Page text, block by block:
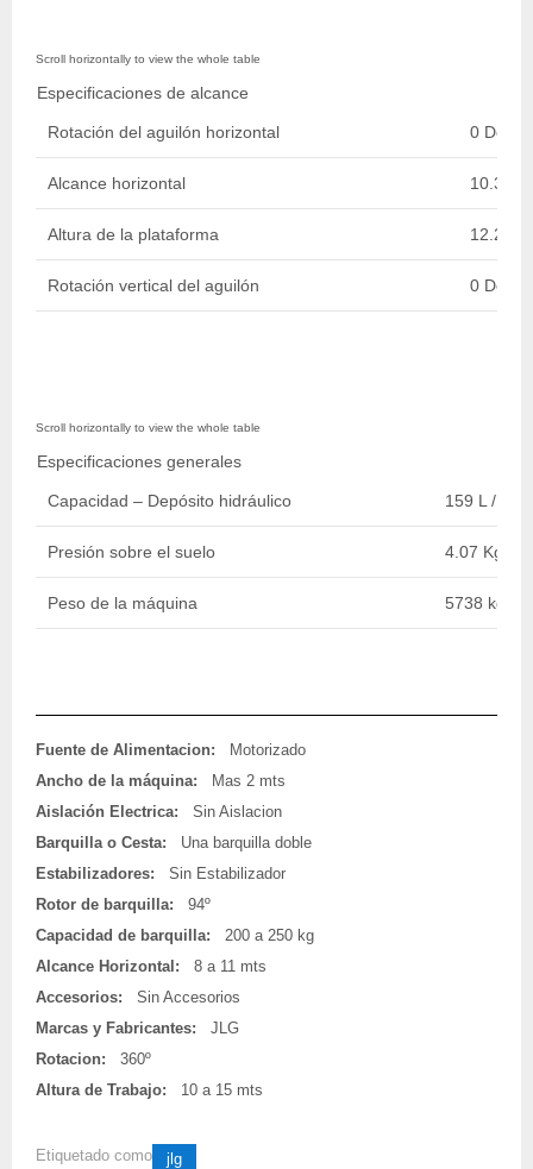
Especificaciones de alcance
Rotación del aguilón horizontal 0
Alcance horizontal 10.39
Altura de la plataforma 12.29
Rotación vertical del aguilón 0
Especificaciones generales
Capacidad – Depósito hidráulico 159 L / 42
Presión sobre el suelo 4.07 Kg/
Peso de la máquina 5738 kg /
Fuente de Alimentacion:
Motorizado
Ancho de la máquina:
Mas 2 mts
Aislación Electrica:
Sin Aislacion
Barquilla o Cesta:
Una barquilla doble
Estabilizadores:
Sin Estabilizador
Rotor de barquilla:
94º
Capacidad de barquilla:
200 a 250 kg
Alcance Horizontal:
8 a 11 mts
Accesorios:
Sin Accesorios
Marcas y Fabricantes:
JLG
Rotacion:
360º
Altura de Trabajo:
10 a 15 mts
Etiquetado como jlg